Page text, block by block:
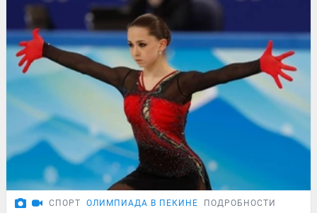
СПОРТ ОЛИМПИАДА В ПЕКИНЕ ПОДРОБНОСТИ